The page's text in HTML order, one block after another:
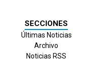
SECCIONES
Últimas Noticias
Archivo
Noticias RSS